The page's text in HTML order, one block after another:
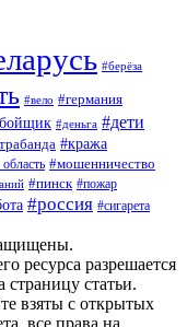
#берёза
#вело #германия
#деньга #дети
#кража
#мошенничество
#пинск #пожар
#россия #сигарета
ресурса разрешается
страницу статьи.
взяты с открытых